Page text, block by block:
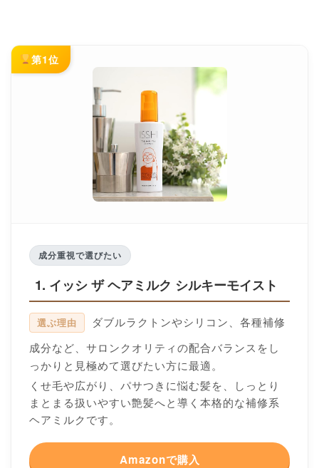
第1位
成分重視で選びたい
1. イッシ ザ ヘアミルク シルキーモイスト
選ぶ理由
ダブルラクトンやシリコン、各種補修
成分など、サロンクオリティの配合バランスをし
っかりと見極めて選びたい方に最適。
くせ毛や広がり、パサつきに悩む髪を、しっとり
まとまる扱いやすい艶髪へと導く本格的な補修系
ヘアミルクです。
Amazonで購入